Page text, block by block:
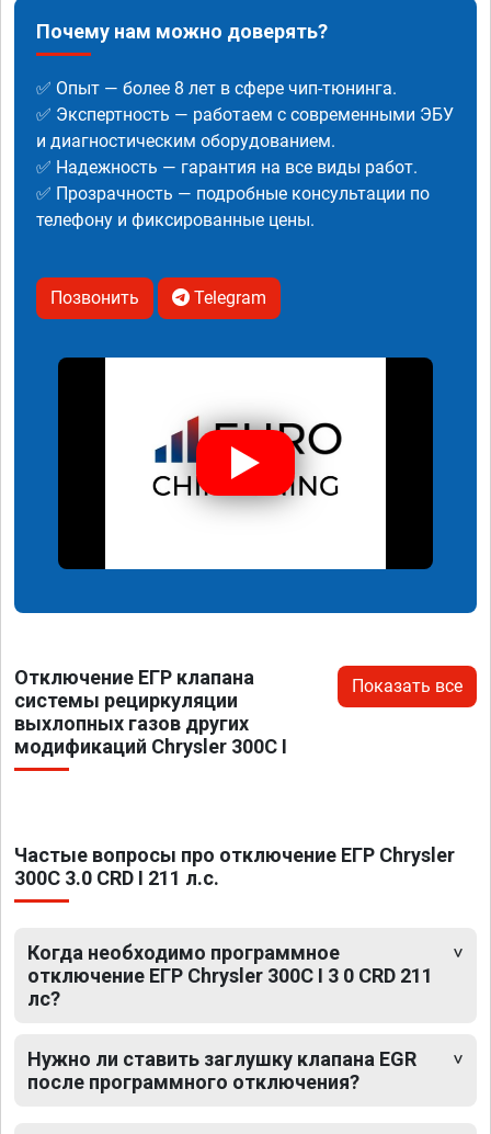
Почему нам можно доверять?
✅ Опыт — более 8 лет в сфере чип-тюнинга.
✅ Экспертность — работаем с современными ЭБУ
и диагностическим оборудованием.
✅ Надежность — гарантия на все виды работ.
✅ Прозрачность — подробные консультации по
телефону и фиксированные цены.
Позвонить Telegram
Отключение ЕГР клапана
системы рециркуляции
выхлопных газов других
модификаций Chrysler 300C I
Показать все
Частые вопросы про отключение ЕГР Chrysler
300C 3.0 CRD I 211 л.с.
Когда необходимо программное
отключение ЕГР Chrysler 300C I 3 0 CRD 211
лс?
Нужно ли ставить заглушку клапана EGR
после программного отключения?